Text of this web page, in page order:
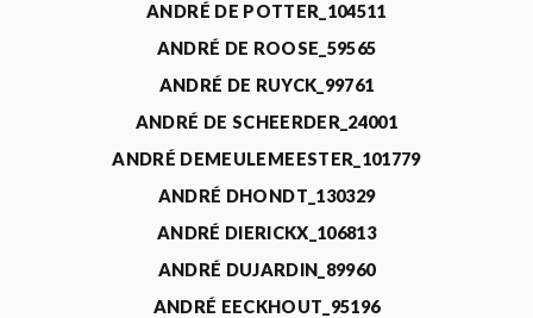
ANDRÉ DE POTTER_104511
ANDRÉ DE ROOSE_59565
ANDRÉ DE RUYCK_99761
ANDRÉ DE SCHEERDER_24001
ANDRÉ DEMEULEMEESTER_101779
ANDRÉ DHONDT_130329
ANDRÉ DIERICKX_106813
ANDRÉ DUJARDIN_89960
ANDRÉ EECKHOUT_95196